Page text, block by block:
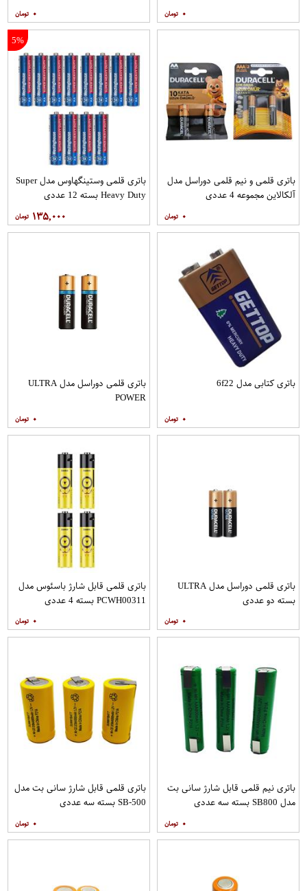
۰ ۰
باتری قلمی و نیم قلمی دوراسل مدل
آلکالاین مجموعه 4 عددی
۰
5%
باتری قلمی وستینگهاوس مدل Super
Heavy Duty بسته 12 عددی
۱۳۵,۰۰۰
باتری کتابی مدل 6f22
۰
باتری قلمی دوراسل مدل ULTRA
POWER
۰
باتری قلمی دوراسل مدل ULTRA
بسته دو عددی
۰
باتری قلمی قابل شارژ باسئوس مدل
PCWH00311 بسته 4 عددی
۰
باتری نیم قلمی قابل شارژ سانی بت
مدل SB800 بسته سه عددی
۰
باتری قلمی قابل شارژ سانی بت مدل
SB-500 بسته سه عددی
۰